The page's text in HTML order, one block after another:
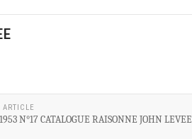
ARTICLE
N°17 CATALOGUE RAISONNE JOHN LEVEE